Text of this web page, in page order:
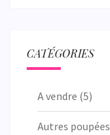
CATÉGORIES
A vendre (5)
Autres poupées